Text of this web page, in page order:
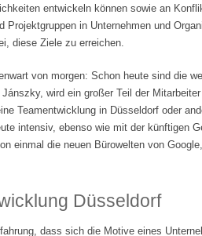
entwickeln können sowie an
in Unternehmen und
diese Ziele zu erreichen.
von morgen: Schon heute sind die
wird ein großer Teil der
Teamentwicklung in Düsseldorf oder
intensiv, ebenso wie mit der künftigen
einmal die neuen Bürowelten von
Düsseldorf
dass sich die Motive eines